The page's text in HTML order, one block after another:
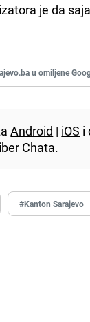
je da
u omiljene
Android | iOS i
Chata.
#Kanton Sarajevo